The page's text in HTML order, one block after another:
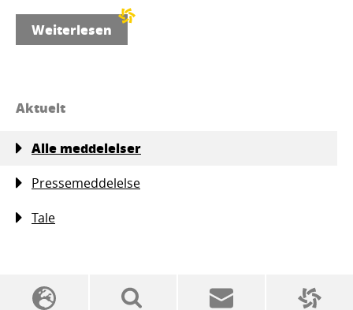
Weiterlesen
Aktuelt
Alle meddelelser
Pressemeddelelse
Tale
SSW politics from A to Z